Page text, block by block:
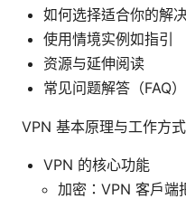
如何选择适合你的解
使用情境实例如指引
资源与延伸阅读
常见问题解答（FAQ）
VPN 基本原理与工作方式
VPN 的核心功能
加密：VPN 客户端